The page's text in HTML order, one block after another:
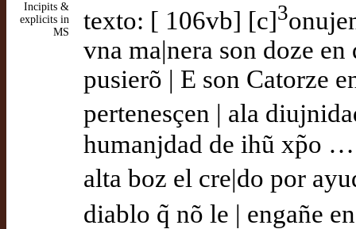
Incipits &
explicits in
MS
texto: [ 106vb] [c]3
vna ma|nera son doze en
pusierõ | E son Catorze
pertenesçen | ala
humanjdad de ihũ xp̃o
alta boz el cre|do por
diablo q̃ nõ le | engañe